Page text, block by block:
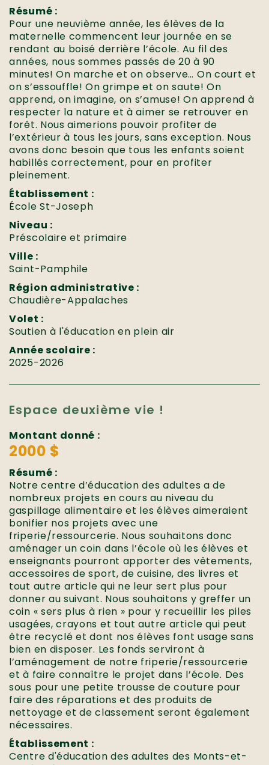
Résumé :
Pour une neuvième année, les élèves de la
maternelle commencent leur journée en se
rendant au boisé derrière l’école. Au fil des
années, nous sommes passés de 20 à 90
minutes! On marche et on observe… On court et
on s’essouffle! On grimpe et on saute! On
apprend, on imagine, on s’amuse! On apprend à
respecter la nature et à aimer se retrouver en
forêt. Nous aimerions pouvoir profiter de
l’extérieur à tous les jours, sans exception. Nous
avons donc besoin que tous les enfants soient
habillés correctement, pour en profiter
pleinement.
Établissement :
École St-Joseph
Niveau :
Préscolaire et primaire
Ville :
Saint-Pamphile
Région administrative :
Chaudière-Appalaches
Volet :
Soutien à l'éducation en plein air
Année scolaire :
2025-2026
Espace deuxième vie !
Montant donné :
2000 $
Résumé :
Notre centre d’éducation des adultes a de
nombreux projets en cours au niveau du
gaspillage alimentaire et les élèves aimeraient
bonifier nos projets avec une
friperie/ressourcerie. Nous souhaitons donc
aménager un coin dans l’école où les élèves et
enseignants pourront apporter des vêtements,
accessoires de sport, de cuisine, des livres et
tout autre article qui ne leur sert plus pour
donner au suivant. Nous souhaitons y greffer un
coin « sers plus à rien » pour y recueillir les piles
usagées, crayons et tout autre article qui peut
être recyclé et dont nos élèves font usage sans
bien en disposer. Les fonds serviront à
l’aménagement de notre friperie/ressourcerie
et à faire connaître le projet dans l’école. Des
sous pour une petite trousse de couture pour
faire des réparations et des produits de
nettoyage et de classement seront également
nécessaires.
Établissement :
Centre d'éducation des adultes des Monts-et-